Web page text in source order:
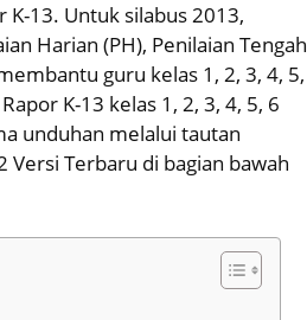
K-13. Untuk silabus 2013,
Harian (PH), Penilaian Tengah
guru kelas 1, 2, 3, 4, 5,
K-13 kelas 1, 2, 3, 4, 5, 6
unduhan melalui tautan
Versi Terbaru di bagian bawah